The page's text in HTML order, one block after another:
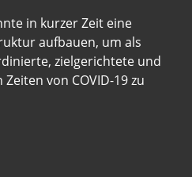
in kurzer Zeit eine
aufbauen, um als
zielgerichtete und
von COVID-19 zu